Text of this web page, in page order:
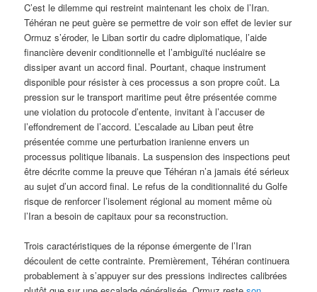
C’est le dilemme qui restreint maintenant les choix de l’Iran.
Téhéran ne peut guère se permettre de voir son effet de levier sur
Ormuz s’éroder, le Liban sortir du cadre diplomatique, l’aide
financière devenir conditionnelle et l’ambiguïté nucléaire se
dissiper avant un accord final. Pourtant, chaque instrument
disponible pour résister à ces processus a son propre coût. La
pression sur le transport maritime peut être présentée comme
une violation du protocole d’entente, invitant à l’accuser de
l’effondrement de l’accord. L’escalade au Liban peut être
présentée comme une perturbation iranienne envers un
processus politique libanais. La suspension des inspections peut
être décrite comme la preuve que Téhéran n’a jamais été sérieux
au sujet d’un accord final. Le refus de la conditionnalité du Golfe
risque de renforcer l’isolement régional au moment même où
l’Iran a besoin de capitaux pour sa reconstruction.
Trois caractéristiques de la réponse émergente de l’Iran
découlent de cette contrainte. Premièrement, Téhéran continuera
probablement à s’appuyer sur des pressions indirectes calibrées